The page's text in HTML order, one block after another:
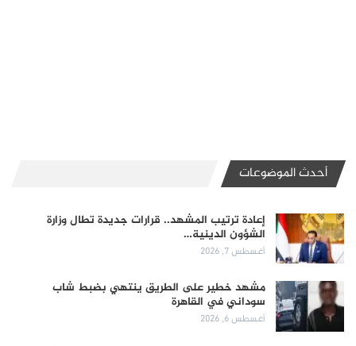
أحدث الموضوعات
إعادة ترتيب المشهد.. قرارات جديدة تطال وزارة
الشؤون الدينية…
أغسطس 7, 2026
مشهد خطير على الطريق ينتهي بضبط شاب
سوداني في القاهرة
أغسطس 6, 2026